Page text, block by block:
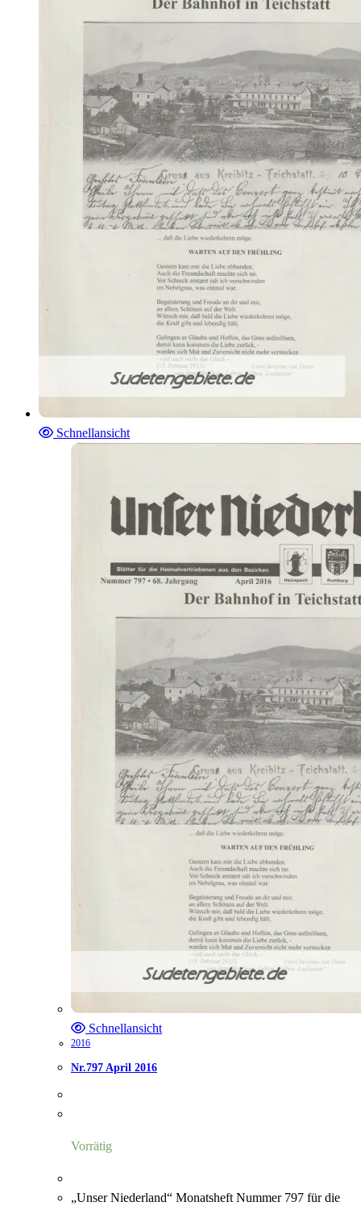
Schnellansicht
Schnellansicht
2016
Nr.797 April 2016
Vorrätig
„Unser Niederland“ Monatsheft Nummer 797 für die